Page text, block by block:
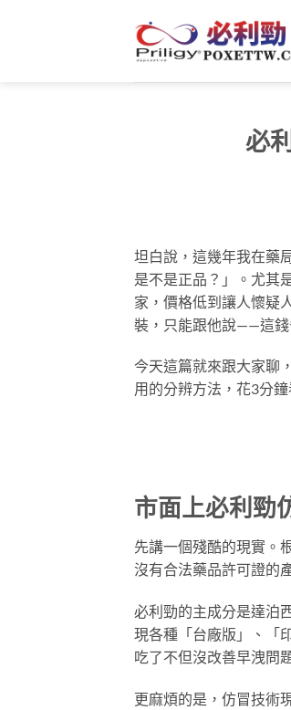
必
坦白說，這幾年我在藥
是不是正品？」。尤其
家，價格低到讓人懷疑
裝，只能跟他說——這錢
今天這篇就來跟大家聊
用的分辨方法，花3分
市面上必利勁
先講一個殘酷的現實。
沒有合法藥品許可證的
必利勁的主成分是達泊
現各種「台廠版」、「
吃了不但沒改善早洩問
更麻煩的是，仿冒技術